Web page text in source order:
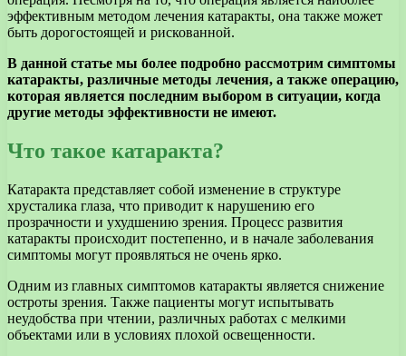
эффективным методом лечения катаракты, она также может
быть дорогостоящей и рискованной.
В данной статье мы более подробно рассмотрим симптомы
катаракты, различные методы лечения, а также операцию,
которая является последним выбором в ситуации, когда
другие методы эффективности не имеют.
Что такое катаракта?
Катаракта представляет собой изменение в структуре
хрусталика глаза, что приводит к нарушению его
прозрачности и ухудшению зрения. Процесс развития
катаракты происходит постепенно, и в начале заболевания
симптомы могут проявляться не очень ярко.
Одним из главных симптомов катаракты является снижение
остроты зрения. Также пациенты могут испытывать
неудобства при чтении, различных работах с мелкими
объектами или в условиях плохой освещенности.